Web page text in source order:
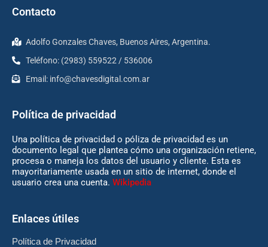
Contacto
Adolfo Gonzales Chaves, Buenos Aires, Argentina.
Teléfono: (2983) 559522 / 536006
Email: info@chavesdigital.com.ar
Política de privacidad
Una política de privacidad o póliza de privacidad es un
documento legal que plantea cómo una organización retiene,
procesa o maneja los datos del usuario y cliente. Esta es
mayoritariamente usada en un sitio de internet, donde el
usuario crea una cuenta. Wikipedia
Enlaces útiles
Política de Privacidad